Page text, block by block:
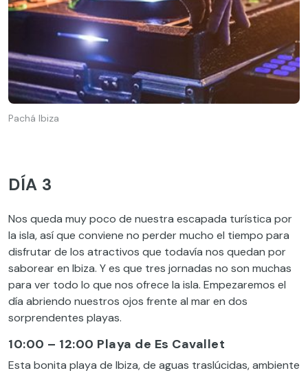
Pachá Ibiza
DÍA 3
Nos queda muy poco de nuestra escapada turística por
la isla, así que conviene no perder mucho el tiempo para
disfrutar de los atractivos que todavía nos quedan por
saborear en Ibiza. Y es que tres jornadas no son muchas
para ver todo lo que nos ofrece la isla. Empezaremos el
día abriendo nuestros ojos frente al mar en dos
sorprendentes playas.
10:00 – 12:00 Playa de Es Cavallet
Esta bonita playa de Ibiza, de aguas traslúcidas, ambiente